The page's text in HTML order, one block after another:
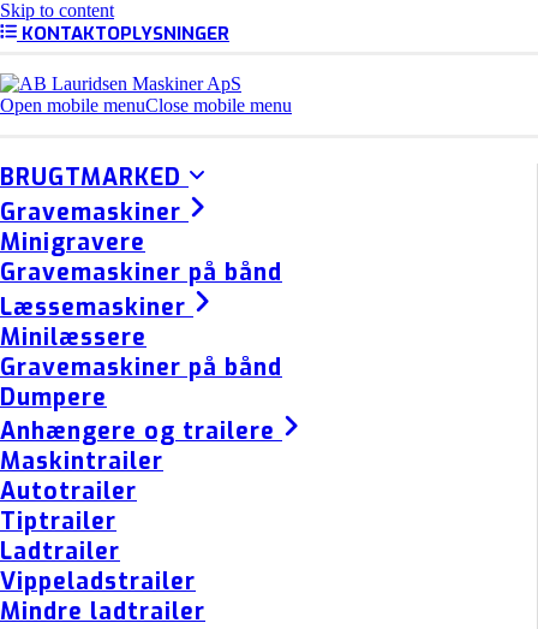
Skip to content
KONTAKTOPLYSNINGER
Open mobile menuClose mobile menu
BRUGTMARKED
Gravemaskiner
Minigravere
Gravemaskiner på bånd
Læssemaskiner
Minilæssere
Gravemaskiner på bånd
Dumpere
Anhængere og trailere
Maskintrailer
Autotrailer
Tiptrailer
Ladtrailer
Vippeladstrailer
Mindre ladtrailer